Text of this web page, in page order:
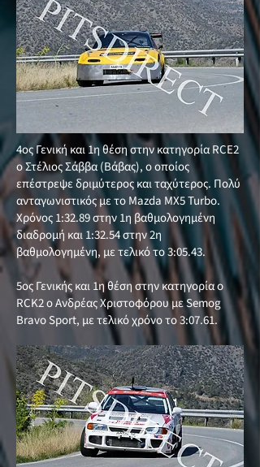
4ος Γενική και 1η θέση στην κατηγορία RCE2
ο Στέλιος Σάββα (Βάβας), ο οποίος
επέστρεψε δριμύτερος και ταχύτερος. Πολύ
ανταγωνιστικός με το Mazda MX5 Turbo.
Χρόνος 1:32.89 στην 1η βαθμολογημένη
διαδρομή και 1:32.54 στην 2η
βαθμολογημένη, με τελικό το 3:05.43.
5ος Γενικής και 1η θέση στην κατηγορία o
RCK2 ο Ανδρέας Χριστοφόρου με Semog
Bravo Sport, με τελικό χρόνο το 3:07.61.